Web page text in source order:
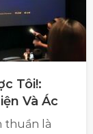
Tôi!:
Và Ác
thuần là